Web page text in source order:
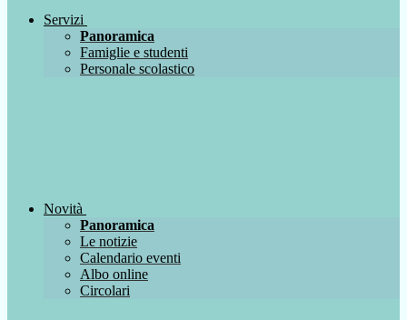
Servizi
Panoramica
Famiglie e studenti
Personale scolastico
Novità
Panoramica
Le notizie
Calendario eventi
Albo online
Circolari